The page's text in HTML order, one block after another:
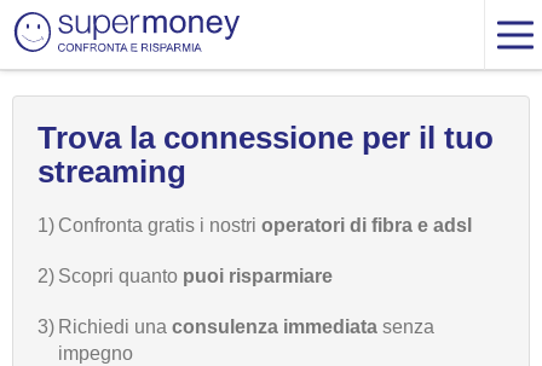
Trova la connessione per il tuo
streaming
1) Confronta gratis i nostri operatori di fibra e adsl
2) Scopri quanto puoi risparmiare
3) Richiedi una consulenza immediata senza
impegno